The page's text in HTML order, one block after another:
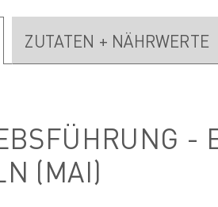
ZUTATEN + NÄHRWERTE
-
(MAI)